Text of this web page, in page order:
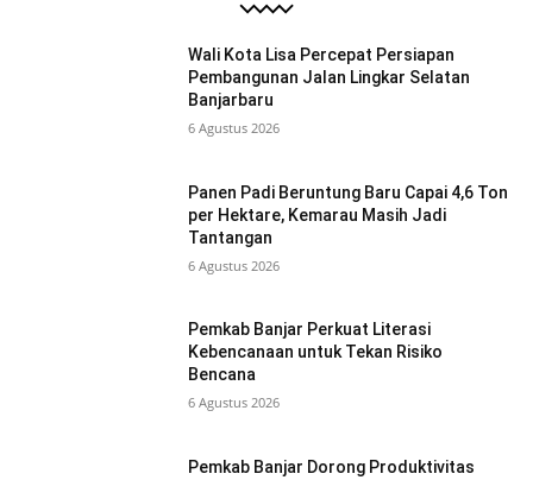
Wali Kota Lisa Percepat Persiapan
Pembangunan Jalan Lingkar Selatan
Banjarbaru
6 Agustus 2026
Panen Padi Beruntung Baru Capai 4,6 Ton
per Hektare, Kemarau Masih Jadi
Tantangan
6 Agustus 2026
Pemkab Banjar Perkuat Literasi
Kebencanaan untuk Tekan Risiko
Bencana
6 Agustus 2026
Pemkab Banjar Dorong Produktivitas